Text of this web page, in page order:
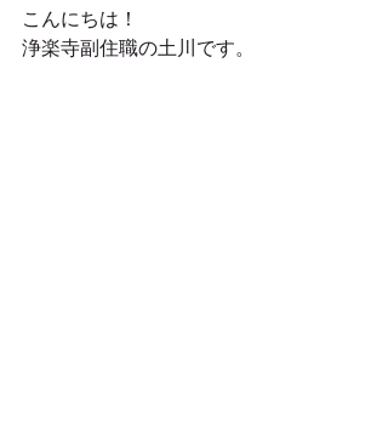
こんにちは！
浄楽寺副住職の土川です。